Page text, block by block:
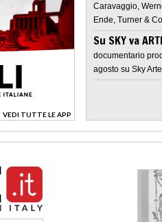
VEDI TUTTE LE APP
>
Caravaggio,
Ende, Turner &
Su SKY va
documentario
agosto su Sky Arte